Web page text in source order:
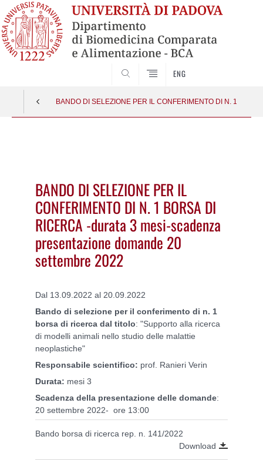
ENG
BANDO DI SELEZIONE PER IL CONFERIMENTO DI N. 1
BANDO DI SELEZIONE PER IL
CONFERIMENTO DI N. 1 BORSA DI
RICERCA -durata 3 mesi-scadenza
presentazione domande 20
settembre 2022
Dal 13.09.2022 al 20.09.2022
Bando di selezione per il conferimento di n. 1
borsa di ricerca dal titolo: "Supporto alla ricerca
di modelli animali nello studio delle malattie
neoplastiche"
Responsabile scientifico: prof. Ranieri Verin
Durata: mesi 3
Scadenza della presentazione delle domande:
20 settembre 2022- ore 13:00
Bando borsa di ricerca rep. n. 141/2022
Download